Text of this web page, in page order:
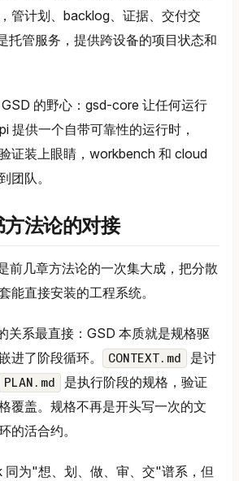
管计划、backlog、证据、交付交
托管服务，提供跨设备的项目状态和
的野心：gsd-core 让任何运行
提供一个自带可靠性的运行时，
证装上眼睛，workbench 和 cloud
团队。
方法论的对接
前几章方法论的一次集大成，把分散
能直接安装的工程系统。
关系最直接：GSD 本质就是规格驱
进了阶段循环。
CONTEXT.md
是讨
PLAN.md
是执行阶段的规格，验证
覆盖。规格不再是开头写一次的文
的活合约。
同为"想、划、做、审、交"谱系，但